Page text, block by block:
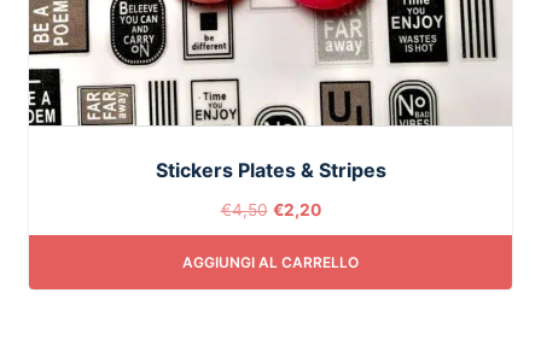
Stickers Plates & Stripes
€4,50 €2,20
AGGIUNGI AL CARRELLO